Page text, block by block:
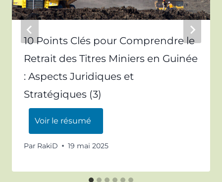
10 Points Clés pour Comprendre le
Retrait des Titres Miniers en Guinée
: Aspects Juridiques et
Stratégiques (3)
Voir le résumé
Par RakiD 19 mai 2025